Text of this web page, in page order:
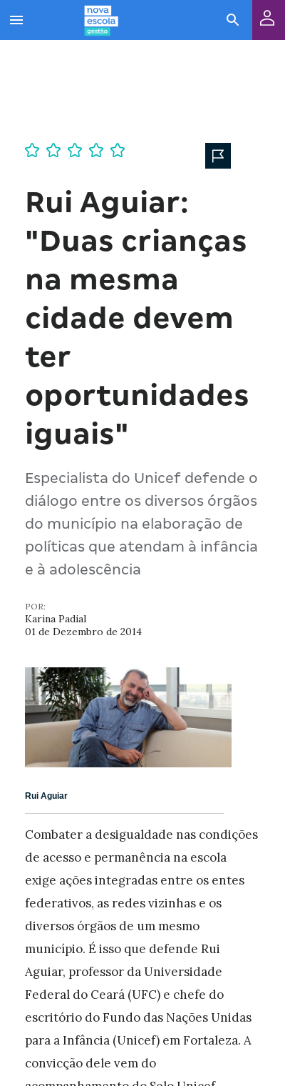
Rui Aguiar:
"Duas crianças
na mesma
cidade devem
ter
oportunidades
iguais"
Especialista do Unicef defende o
diálogo entre os diversos órgãos
do município na elaboração de
políticas que atendam à infância
e à adolescência
POR:
Karina Padial
01 de Dezembro de 2014
Rui Aguiar
Combater a desigualdade nas condições
de acesso e permanência na escola
exige ações integradas entre os entes
federativos, as redes vizinhas e os
diversos órgãos de um mesmo
município. É isso que defende Rui
Aguiar, professor da Universidade
Federal do Ceará (UFC) e chefe do
escritório do Fundo das Nações Unidas
para a Infância (Unicef) em Fortaleza. A
convicção dele vem do